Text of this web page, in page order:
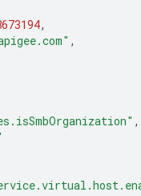
,
,
,